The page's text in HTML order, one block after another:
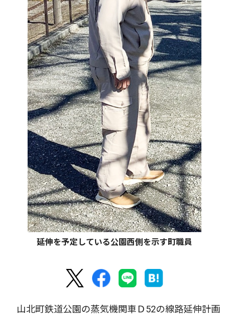
延伸を予定している公園西側を示す町職員
山北町鉄道公園の蒸気機関車Ｄ52の線路延伸計画